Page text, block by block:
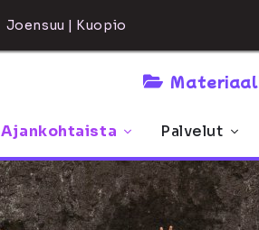
Joensuu | Kuopio
Ajankohtaista Palvelut